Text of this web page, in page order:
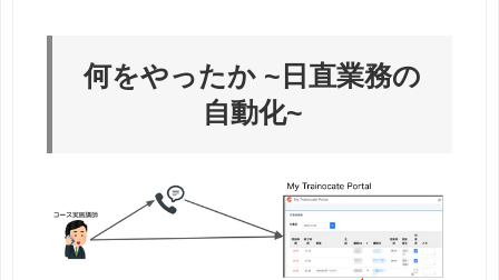
何をやったか ~日直業務の
自動化~